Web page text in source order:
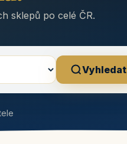
sklepů po celé ČR.
Vyhledat